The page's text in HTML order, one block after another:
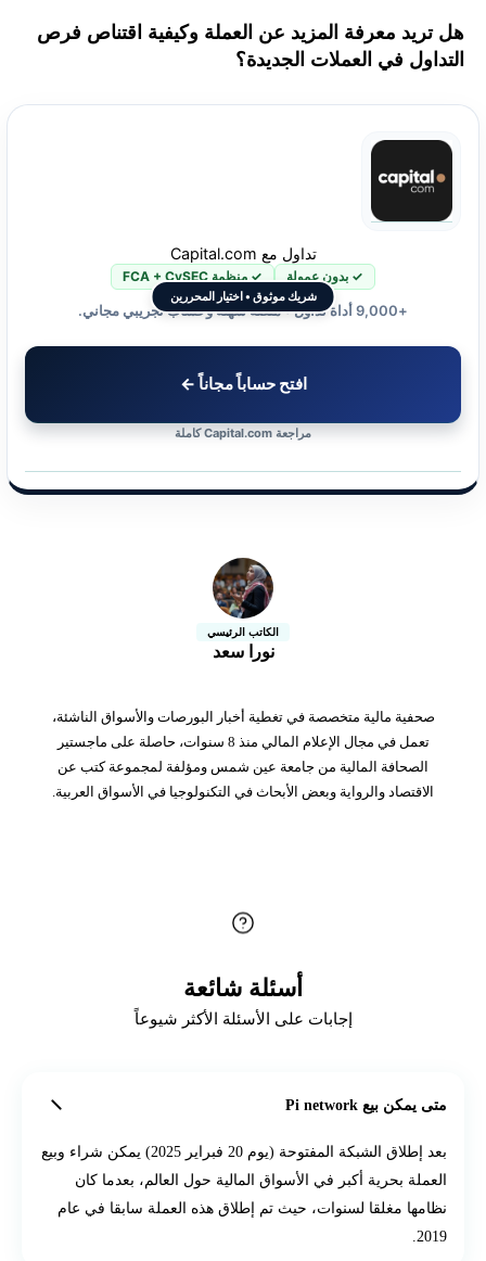
هل تريد معرفة المزيد عن العملة وكيفية اقتناص فرص
التداول في العملات الجديدة؟
شريك موثوق • اختيار المحررين
تداول مع Capital.com
✓ بدون عمولة ✓ منظمة FCA + CySEC
+9,000 أداة تداول • منصة سهلة وحساب تجريبي مجاني.
افتح حساباً مجاناً ←
مراجعة Capital.com كاملة
الكاتب الرئيسي
نورا سعد
صحفية مالية متخصصة في تغطية أخبار البورصات والأسواق الناشئة،
تعمل في مجال الإعلام المالي منذ 8 سنوات، حاصلة على ماجستير
الصحافة المالية من جامعة عين شمس ومؤلفة لمجموعة كتب عن
الاقتصاد والرواية وبعض الأبحاث في التكنولوجيا في الأسواق العربية.
أسئلة شائعة
إجابات على الأسئلة الأكثر شيوعاً
متى يمكن بيع Pi network
بعد إطلاق الشبكة المفتوحة (يوم 20 فبراير 2025) يمكن شراء وبيع
العملة بحرية أكبر في الأسواق المالية حول العالم، بعدما كان
نظامها مغلقا لسنوات، حيث تم إطلاق هذه العملة سابقا في عام
2019.